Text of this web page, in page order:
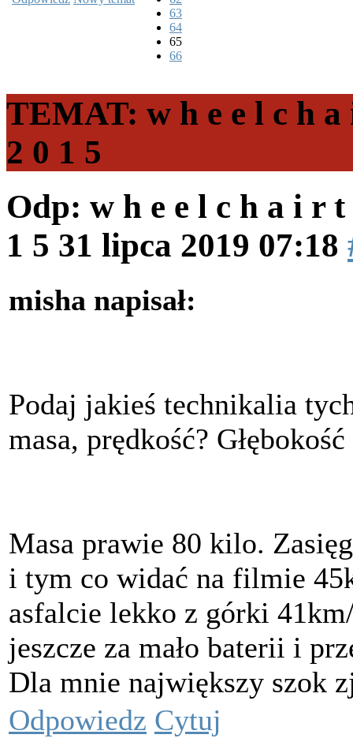
63
64
65
66
TEMAT: w h e e l c h
2 0 1 5
Odp: w h e e l c h a i r
1 5 31 lipca 2019 07:18
misha napisał:
Podaj jakieś technikalia
masa, prędkość?
Masa prawie 80 kilo.
i tym co widać na filmie
asfalcie lekko z górki
jeszcze za mało baterii i
Dla mnie największy szok
Odpowiedz Cytuj